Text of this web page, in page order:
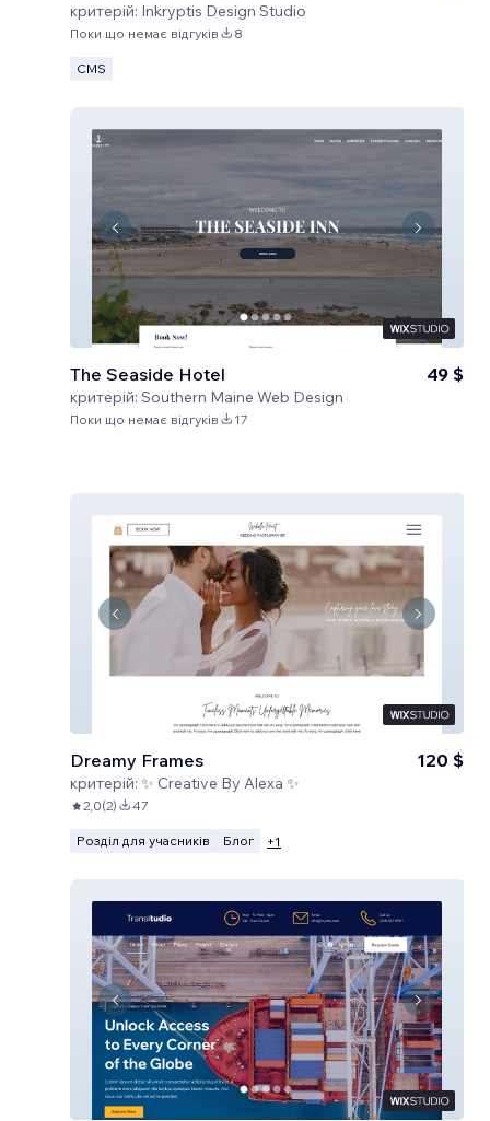
критерій: Inkryptis Design Studio
Поки що немає відгуків 8
CMS
The Seaside Hotel
критерій: Southern Maine Web Design
49 $
Поки що немає відгуків 17
Dreamy Frames
критерій: ✨ Creative By Alexa ✨
120 $
2,0(2) 47
Розділ для учасників Блог +1